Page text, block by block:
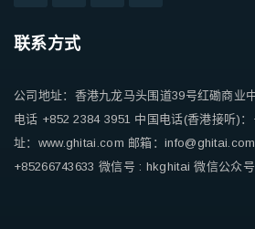
联系方式
公司地址：香港九龙马头围道39号红磡商业
电话 +852 2384 3951 中国电话(香港接听)
址：www.ghitai.com 邮箱：info@ghitai.com
+85266743633 微信号 : hkghitai 微信公众